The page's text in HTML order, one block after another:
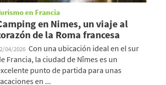
en Francia
en Nimes, un viaje al
de la Roma francesa
04/2026 Con una ubicación ideal en el sur
Francia, la ciudad de Nîmes es un
punto de partida para unas
en ...